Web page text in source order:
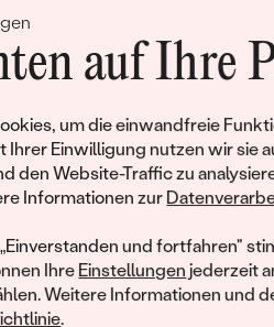
auf Ihre
um die einwandfreie
Ihrer Einwilligung nutzen wir sie
den Website-Traffic zu
Informationen zur
und fortfahren"
Ihre Einstellungen jederzeit
Weitere Informationen und
.